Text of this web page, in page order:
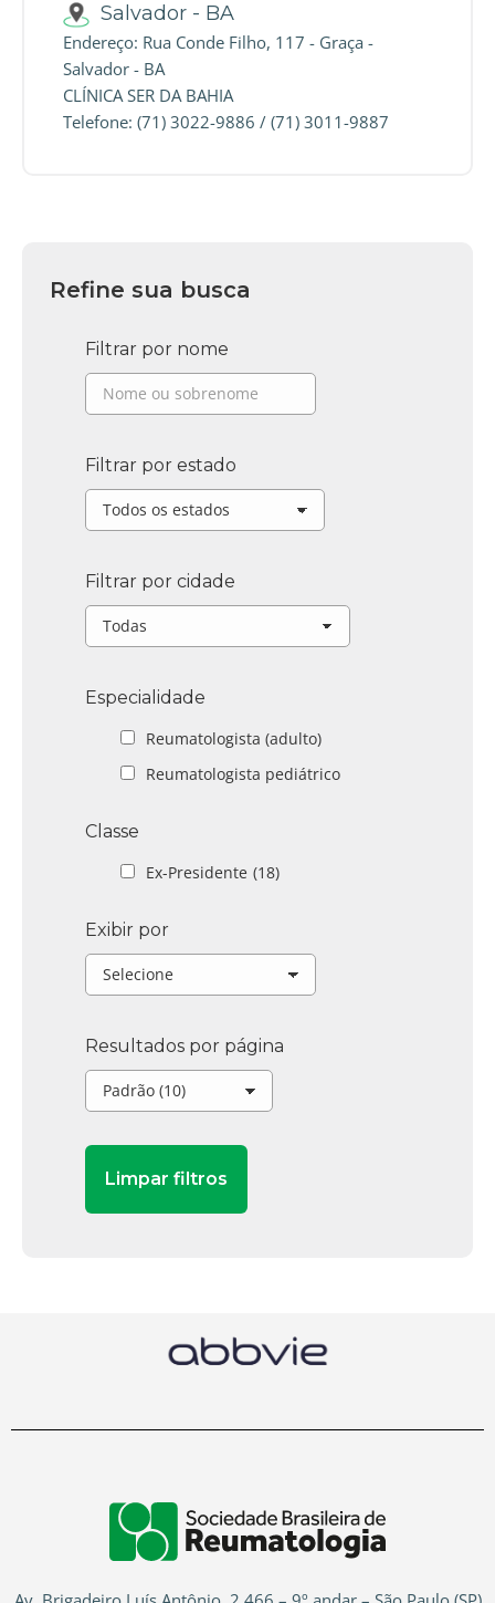
Salvador - BA
Endereço: Rua Conde Filho, 117 - Graça -
Salvador - BA
CLÍNICA SER DA BAHIA
Telefone: (71) 3022-9886 / (71) 3011-9887
Refine sua busca
Filtrar por nome
Filtrar por estado
Filtrar por cidade
Especialidade
Reumatologista (adulto)
Reumatologista pediátrico
Classe
Ex-Presidente (18)
Exibir por
Resultados por página